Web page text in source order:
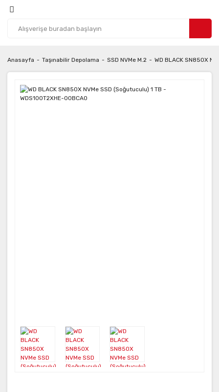
Anasayfa Taşınabilir Depolama SSD NVMe M.2 WD BLACK SN850X